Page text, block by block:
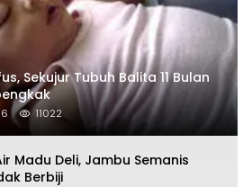
Sekujur Tubuh Balita 11 Bulan
11022
Madu Deli, Jambu Semanis
Berbiji